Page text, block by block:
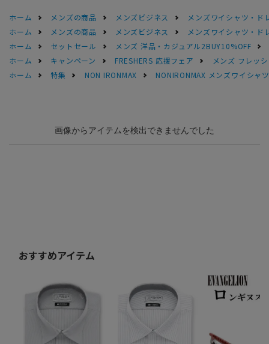
ホーム メンズの商品 メンズビジネス
メンズワイシャツ・ド
ホーム
メンズの商品 メンズビジネス
メンズワイシャツ・ド
ホーム
セットセール
メンズ 洋品・カジュアル2BUY10%OFF
ホーム
キャンペーン FRESHERS 応援フェア
メンズ フレッ
ホーム
特集 NON IRONMAX NONIRONMAX メンズワイシャ